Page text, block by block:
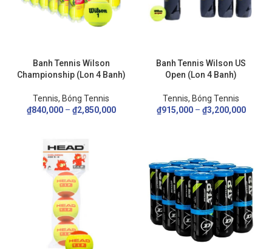
Banh Tennis Wilson
Championship (Lon 4 Banh)
Tennis, Bóng Tennis
₫840,000– ₫2,850,000
Banh Tennis Wilson US
Open (Lon 4 Banh)
Tennis, Bóng Tennis
₫915,000– ₫3,200,000